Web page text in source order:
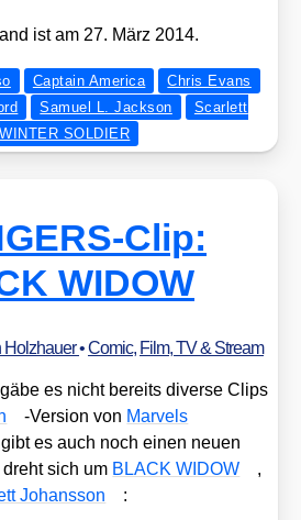
ist am 27. März 2014.
Captain America
Chris Evans
Samuel L. Jackson
Scarlett
WINTER SOLDIER
Clip:
WIDOW
Holzhauer•Comic, Film, TV & Stream
es nicht bereits diver­se Clips
-Ver­si­on von Mar­vels
es auch noch einen neu­en
sich um BLACK WIDOW
,
Johans­son :